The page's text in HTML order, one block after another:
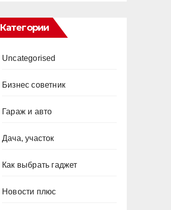
Категории
Uncategorised
Бизнес советник
Гараж и авто
Дача, участок
Как выбрать гаджет
Новости плюс